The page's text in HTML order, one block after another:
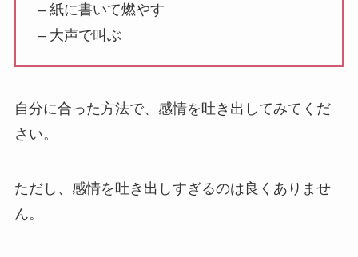
– 紙に書いて燃やす
– 大声で叫ぶ
自分に合った方法で、感情を吐き出してみてくだ
さい。
ただし、感情を吐き出しすぎるのは良くありませ
ん。